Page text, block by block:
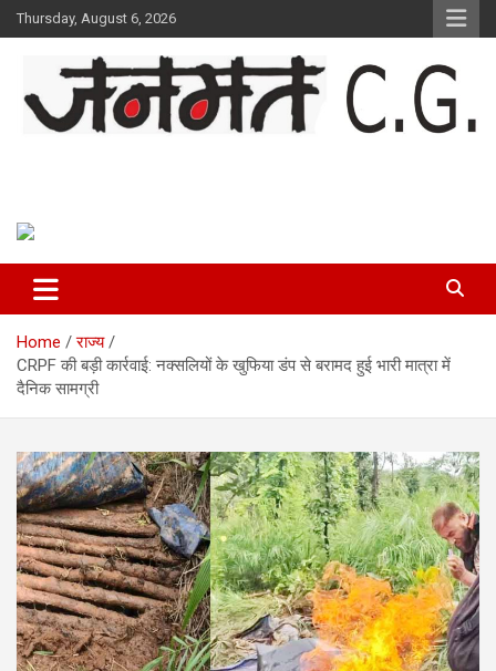
Skip
to
Thursday, August 6, 2026
Home
राज्य
CRPF की बड़ी कार्रवाई: नक्सलियों के खुफिया डंप से बरामद हुई भारी मात्रा में
दैनिक सामग्री